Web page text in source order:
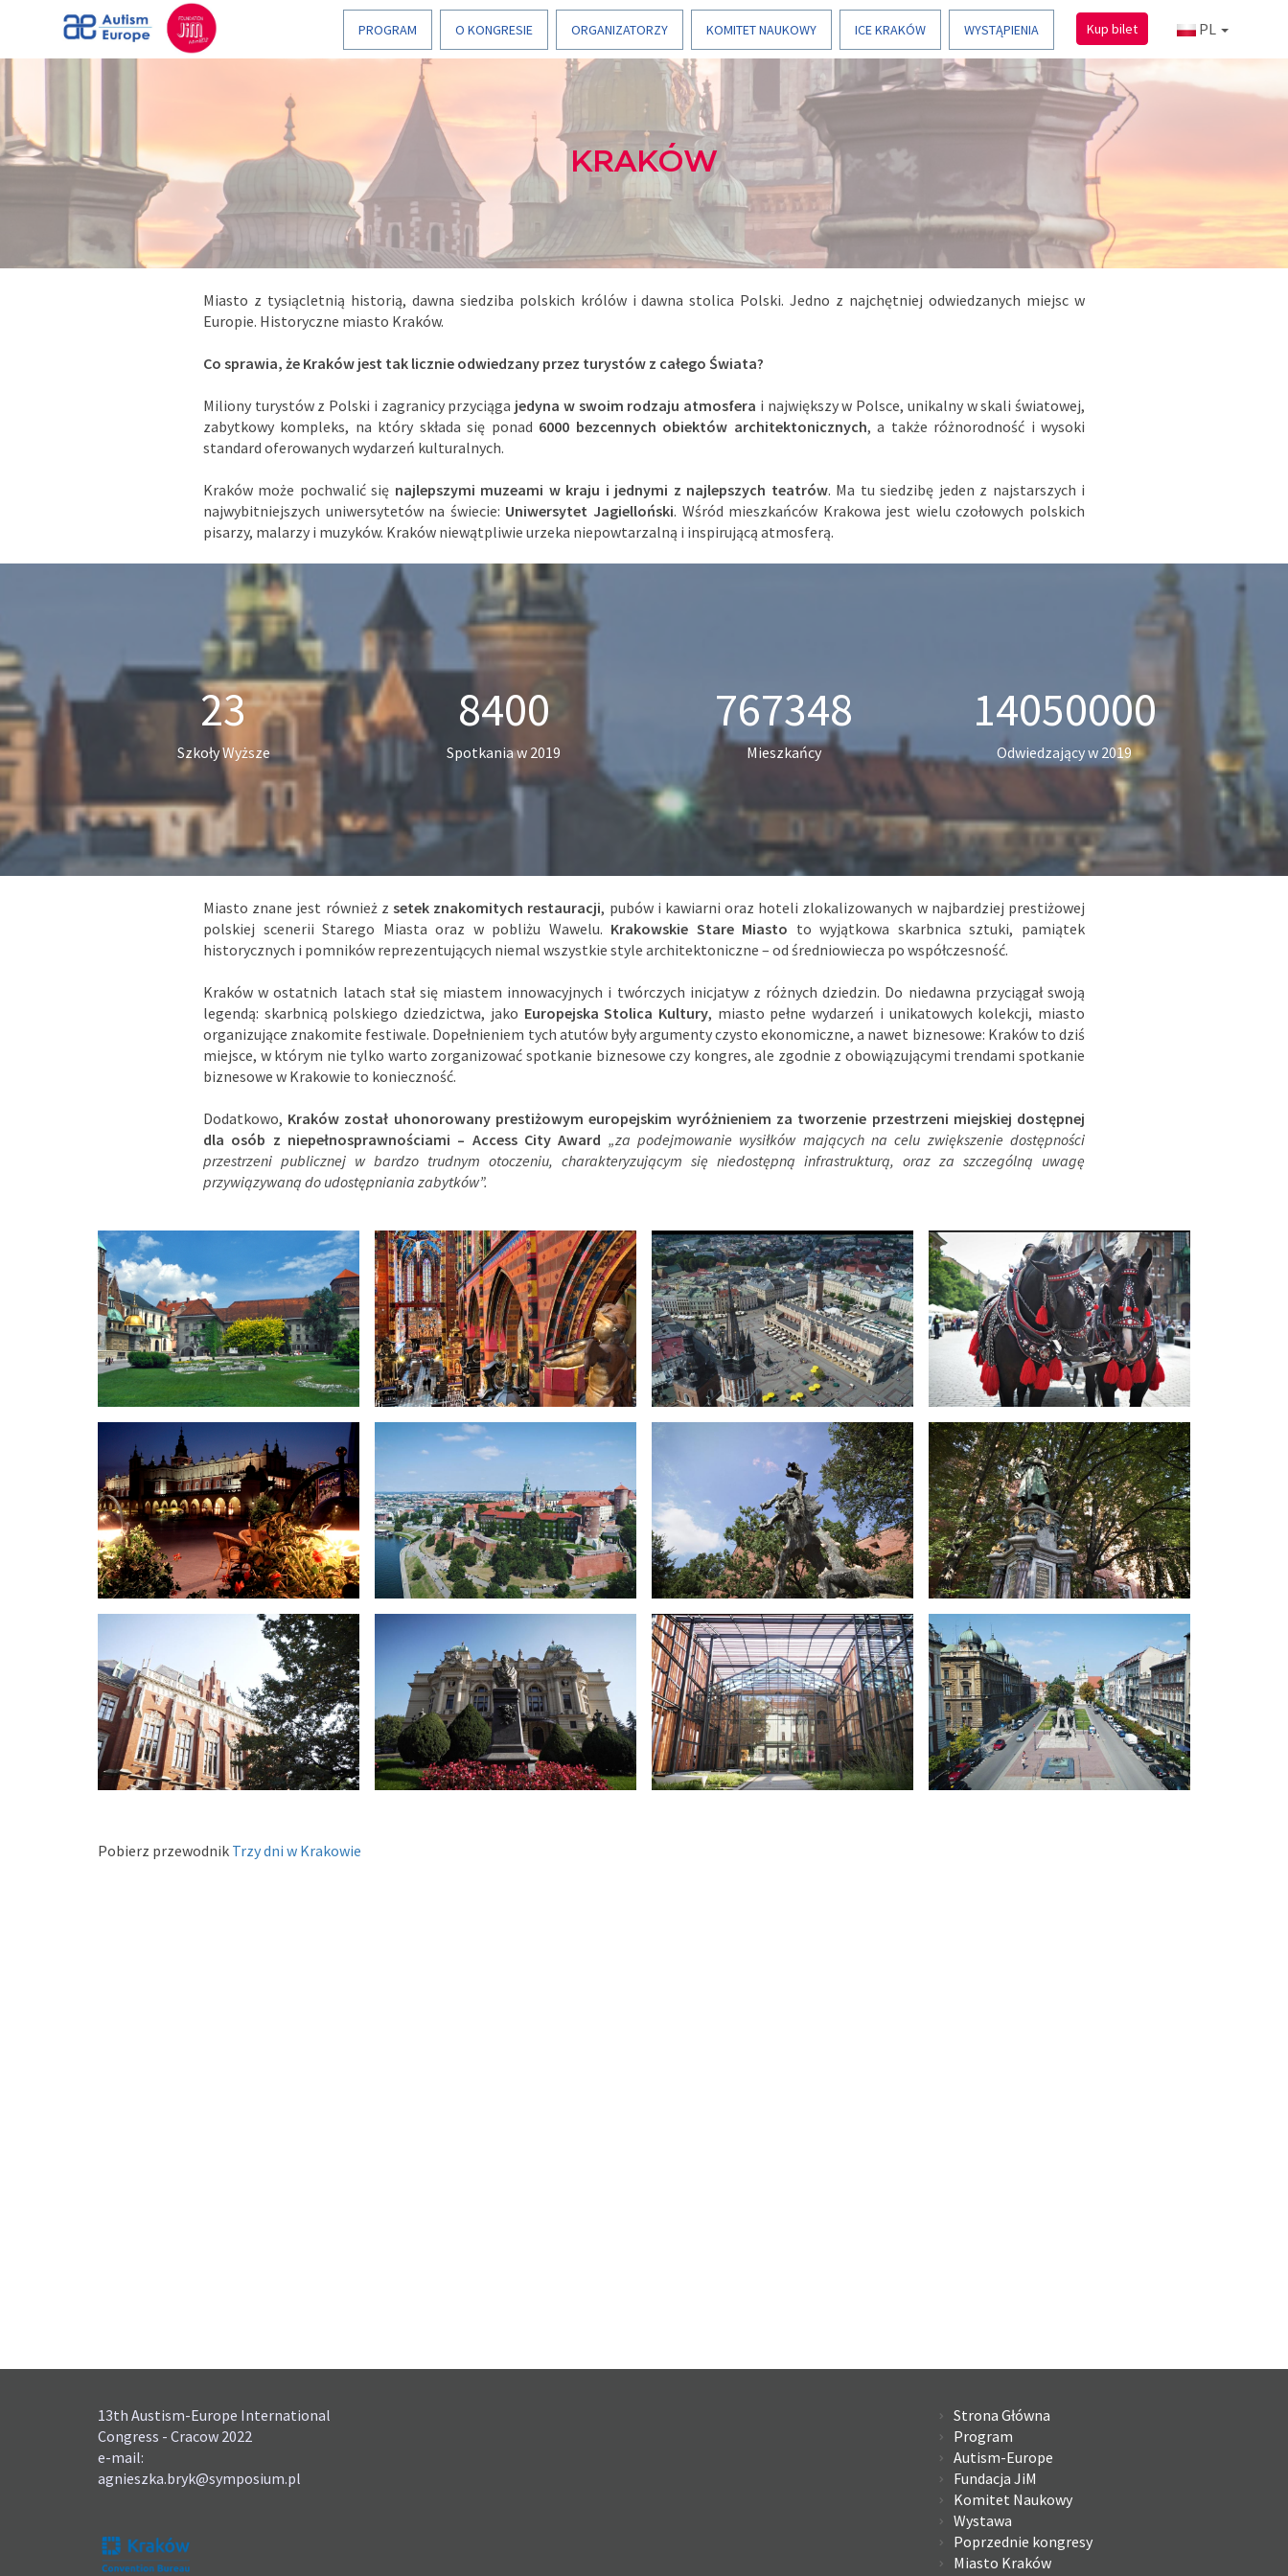
ułatwienia
dostępu
PROGRAM O KONGRESIE ORGANIZATORZY KOMITET NAUKOWY ICE KRAKÓW WYSTĄPIENIA Kup bilet PL
KRAKÓW
Miasto z tysiącletnią historią, dawna siedziba polskich królów i dawna stolica Polski. Jedno z najchętniej odwiedzanych miejsc w
Europie. Historyczne miasto Kraków.
Co sprawia, że Kraków jest tak licznie odwiedzany przez turystów z całego Świata?
Miliony turystów z Polski i zagranicy przyciąga jedyna w swoim rodzaju atmosfera i największy w Polsce, unikalny w skali światowej,
zabytkowy kompleks, na który składa się ponad 6000 bezcennych obiektów architektonicznych, a także różnorodność i wysoki
standard oferowanych wydarzeń kulturalnych.
Kraków może pochwalić się najlepszymi muzeami w kraju i jednymi z najlepszych teatrów. Ma tu siedzibę jeden z najstarszych i
najwybitniejszych uniwersytetów na świecie: Uniwersytet Jagielloński. Wśród mieszkańców Krakowa jest wielu czołowych polskich
pisarzy, malarzy i muzyków. Kraków niewątpliwie urzeka niepowtarzalną i inspirującą atmosferą.
23
Szkoły Wyższe
8400
Spotkania w 2019
767348
Mieszkańcy
14050000
Odwiedzający w 2019
Miasto znane jest również z setek znakomitych restauracji, pubów i kawiarni oraz hoteli zlokalizowanych w najbardziej prestiżowej
polskiej scenerii Starego Miasta oraz w pobliżu Wawelu. Krakowskie Stare Miasto to wyjątkowa skarbnica sztuki, pamiątek
historycznych i pomników reprezentujących niemal wszystkie style architektoniczne – od średniowiecza po współczesność.
Kraków w ostatnich latach stał się miastem innowacyjnych i twórczych inicjatyw z różnych dziedzin. Do niedawna przyciągał swoją
legendą: skarbnicą polskiego dziedzictwa, jako Europejska Stolica Kultury, miasto pełne wydarzeń i unikatowych kolekcji, miasto
organizujące znakomite festiwale. Dopełnieniem tych atutów były argumenty czysto ekonomiczne, a nawet biznesowe: Kraków to dziś
miejsce, w którym nie tylko warto zorganizować spotkanie biznesowe czy kongres, ale zgodnie z obowiązującymi trendami spotkanie
biznesowe w Krakowie to konieczność.
Dodatkowo, Kraków został uhonorowany prestiżowym europejskim wyróżnieniem za tworzenie przestrzeni miejskiej dostępnej
dla osób z niepełnosprawnościami – Access City Award „za podejmowanie wysiłków mających na celu zwiększenie dostępności
przestrzeni publicznej w bardzo trudnym otoczeniu, charakteryzującym się niedostępną infrastrukturą, oraz za szczególną uwagę
przywiązywaną do udostępniania zabytków”.
Pobierz przewodnik Trzy dni w Krakowie
13th Austism-Europe International
Congress - Cracow 2022
e-mail:
agnieszka.bryk@symposium.pl
Strona Główna
Program
Autism-Europe
Fundacja JiM
Komitet Naukowy
Wystawa
Poprzednie kongresy
Miasto Kraków